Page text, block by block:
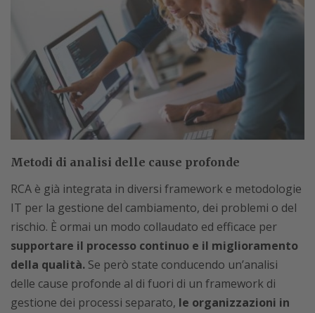
Metodi di analisi delle cause profonde
RCA è già integrata in diversi framework e metodologie
IT per la gestione del cambiamento, dei problemi o del
rischio. È ormai un modo collaudato ed efficace per
supportare il processo continuo e il miglioramento
della qualità. Se però state conducendo un’analisi
delle cause profonde al di fuori di un framework di
gestione dei processi separato, le organizzazioni in